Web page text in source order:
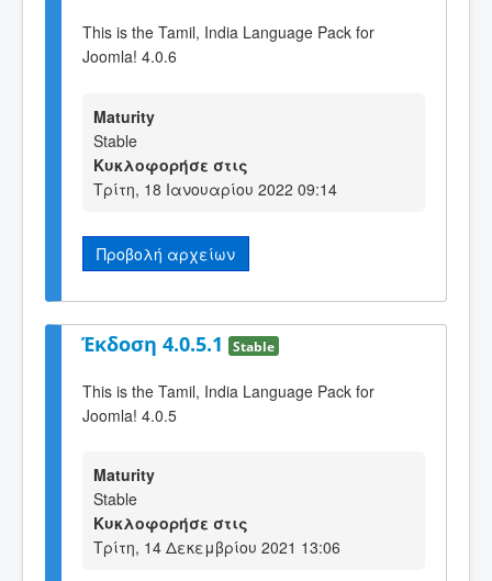
This is the Tamil, India Language Pack for
Joomla! 4.0.6
Maturity
Stable
Κυκλοφορήσε στις
Τρίτη, 18 Ιανουαρίου 2022 09:14
Προβολή αρχείων
Έκδοση 4.0.5.1 Stable
This is the Tamil, India Language Pack for
Joomla! 4.0.5
Maturity
Stable
Κυκλοφορήσε στις
Τρίτη, 14 Δεκεμβρίου 2021 13:06